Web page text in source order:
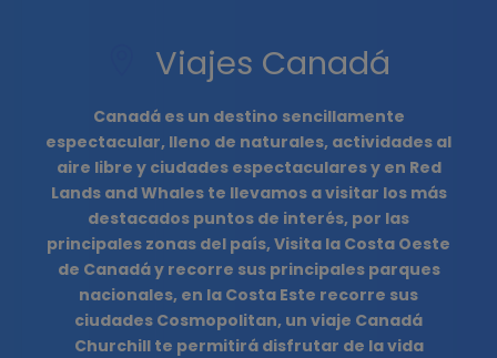
Viajes Canadá
Canadá es un destino sencillamente
espectacular, lleno de naturales, actividades al
aire libre y ciudades espectaculares y en Red
Lands and Whales te llevamos a visitar los más
destacados puntos de interés, por las
principales zonas del país, Visita la Costa Oeste
de Canadá y recorre sus principales parques
nacionales, en la Costa Este recorre sus
ciudades Cosmopolitan, un viaje Canadá
Churchill te permitirá disfrutar de la vida